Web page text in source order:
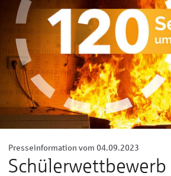
Presseinformation vom 04.09.2023
Schülerwettbewerb